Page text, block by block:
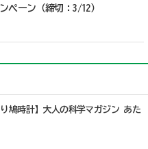
ペーン（締切：3/12）
り鳩時計】大人の科学マガジン あた